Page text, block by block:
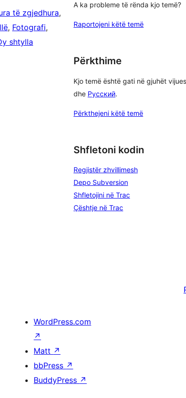
të zgjedhura
, Fotografi
shtylla
A ka probleme të rënda kjo temë?
Raportojeni këtë temë
Përkthime
Kjo temë është gati në gjuhët
dhe Русский.
Përkthejeni këtë temë
Shfletoni kodin
Regjistër zhvillimesh
Depo Subversion
Shfletojini në Trac
Çështje në Trac
WordPress.com
↗
Matt ↗
bbPress ↗
BuddyPress ↗